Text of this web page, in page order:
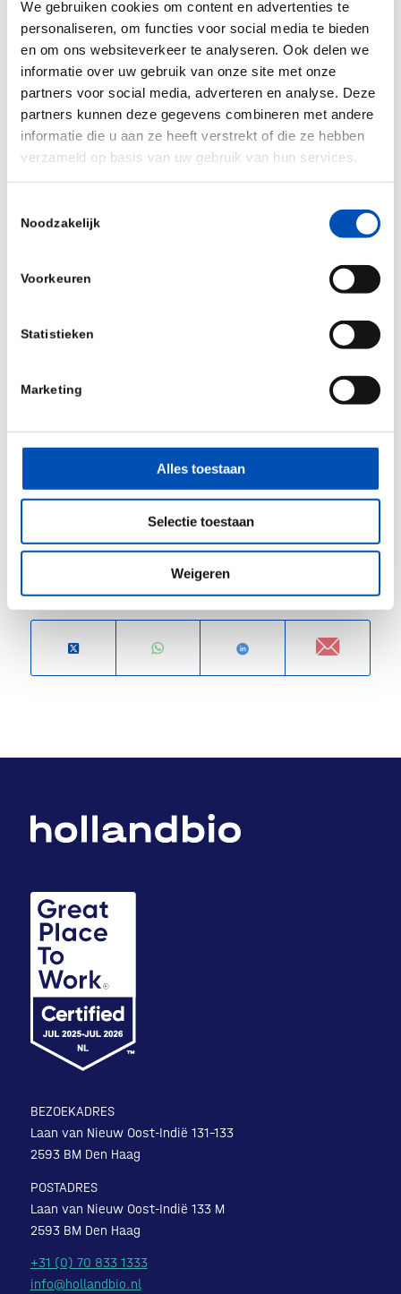
We gebruiken cookies om content en advertenties te
personaliseren, om functies voor social media te bieden
en om ons websiteverkeer te analyseren. Ook delen we
informatie over uw gebruik van onze site met onze
partners voor social media, adverteren en analyse. Deze
partners kunnen deze gegevens combineren met andere
informatie die u aan ze heeft verstrekt of die ze hebben
verzameld op basis van uw gebruik van hun services.
Noodzakelijk
Voorkeuren
Statistieken
Marketing
Alles toestaan
Selectie toestaan
Weigeren
Uiteindelijk wil elke patiënt natuurlijk de voor hem
of haar best passende behandeling. Hollandbio
ziet dat diagnostiek in bredere zin daarom
onmisbaar is voor gezondheid op maat. Hoe gaan
we zorgen dat we alle patiënten met innovatieve
diagnostiek van een maatwerkbehandeling
voorzien, in lijn met onze
Gezondheid op Maat
nu handelen, zijn de testen en technologieën –
zeker als het geen companion diagnostics betreft
– achterhaald tegen de tijd dat ze een patiënt
bereiken. Hollandbio ziet graag dat diagnostiek de
specialistische aandacht krijgt die het domein
verdient. Wij wenden de bovengenoemde
ontwikkelingen daarom graag aan als breekijzer
voor een oplossing die voor meerdere innovatieve
graag over meedenken? Laat het hollandbio’sBritt
Deel dit stuk
BEZOEKADRES
Laan van Nieuw Oost-Indië 131-133
2593 BM Den Haag
POSTADRES
Laan van Nieuw Oost-Indië 133 M
2593 BM Den Haag
+31 (0) 70 833 1333
info@hollandbio.nl